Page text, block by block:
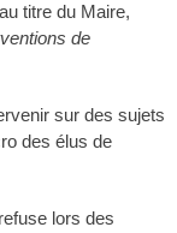
titre du Maire,
de
sur des sujets
des élus de
lors des